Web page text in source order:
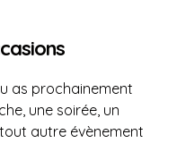
as prochainement
une soirée, un
autre évènement